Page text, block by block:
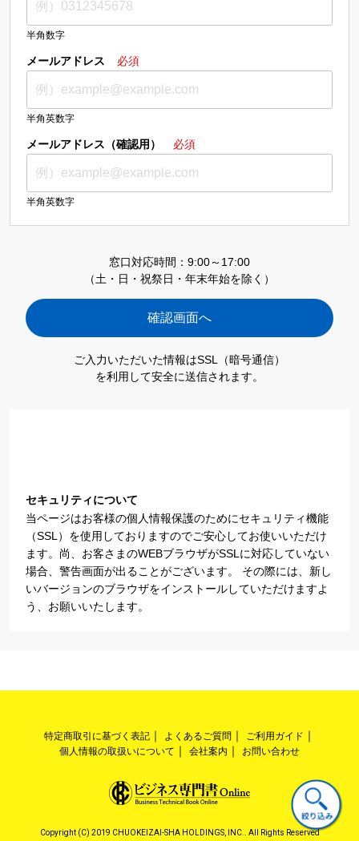
半角数字
メールアドレス 必須
半角英数字
メールアドレス（確認用） 必須
半角英数字
窓口対応時間：9:00～17:00
（土・日・祝祭日・年末年始を除く）
ご入力いただいた情報はSSL（暗号通信）
を利用して安全に送信されます。
セキュリティについて
当ページはお客様の個人情報保護のためにセキュリティ機能
（SSL）を使用しておりますのでご安心してお使いいただけ
ます。尚、お客さまのWEBブラウザがSSLに対応していない
場合、警告画面が出ることがございます。 その際には、新し
いバージョンのブラウザをインストールしていただけますよ
う、お願いいたします。
特定商取引に基づく表記 よくあるご質問
ご利用ガイド
個人情報の取扱いについて
会社案内 お問い合わせ
Copyright (C) 2019 CHUOKEIZAI-SHA HOLDINGS, INC.. All Rights Reserved